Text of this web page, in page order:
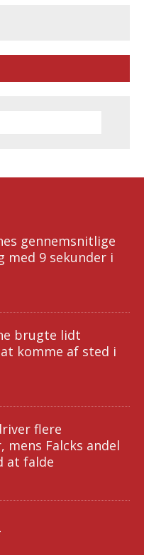
gennemsnitlige
med 9 sekunder i
brugte lidt
komme af sted i
flere
Falcks andel
at falde